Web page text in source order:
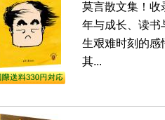
莫言散文集！收
年与成长、读书
生艰难时刻的感
其...